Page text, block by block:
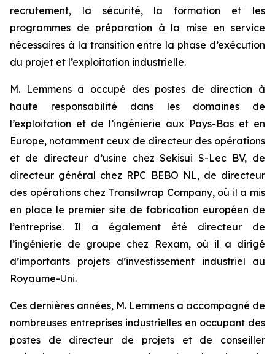
recrutement, la sécurité, la formation et les
programmes de préparation à la mise en service
nécessaires à la transition entre la phase d’exécution
du projet et l’exploitation industrielle.
M. Lemmens a occupé des postes de direction à
haute responsabilité dans les domaines de
l’exploitation et de l’ingénierie aux Pays-Bas et en
Europe, notamment ceux de directeur des opérations
et de directeur d’usine chez Sekisui S-Lec BV, de
directeur général chez RPC BEBO NL, de directeur
des opérations chez Transilwrap Company, où il a mis
en place le premier site de fabrication européen de
l’entreprise. Il a également été directeur de
l’ingénierie de groupe chez Rexam, où il a dirigé
d’importants projets d’investissement industriel au
Royaume-Uni.
Ces dernières années, M. Lemmens a accompagné de
nombreuses entreprises industrielles en occupant des
postes de directeur de projets et de conseiller